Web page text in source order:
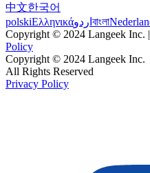
中文한국어
polskiΕλληνικάاردو বাংলা
Copyright © 2024 Langeek Inc.
Policy
Copyright © 2024 Langeek Inc.
All Rights Reserved
Privacy Policy